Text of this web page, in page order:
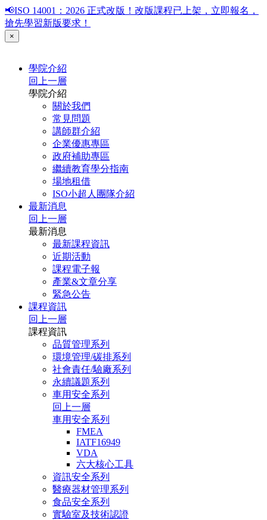
📢ISO 14001：2026 正式改版！改版課程已上架，立即報名，
搶先學習新版要求！
×
學院介紹
回上一層
學院介紹
關於我們
常見問題
講師群介紹
企業優惠專區
政府補助專區
繼續教育學分指南
場地租借
ISO小超人團隊介紹
最新消息
回上一層
最新消息
最新課程資訊
近期活動
課程電子報
產業&文章分享
緊急公告
課程資訊
回上一層
課程資訊
品質管理系列
環境管理/碳排系列
社會責任/驗廠系列
永續議題系列
車用安全系列
回上一層
車用安全系列
FMEA
IATF16949
VDA
六大核心工具
資訊安全系列
醫療器材管理系列
食品安全系列
實驗室及技術認證